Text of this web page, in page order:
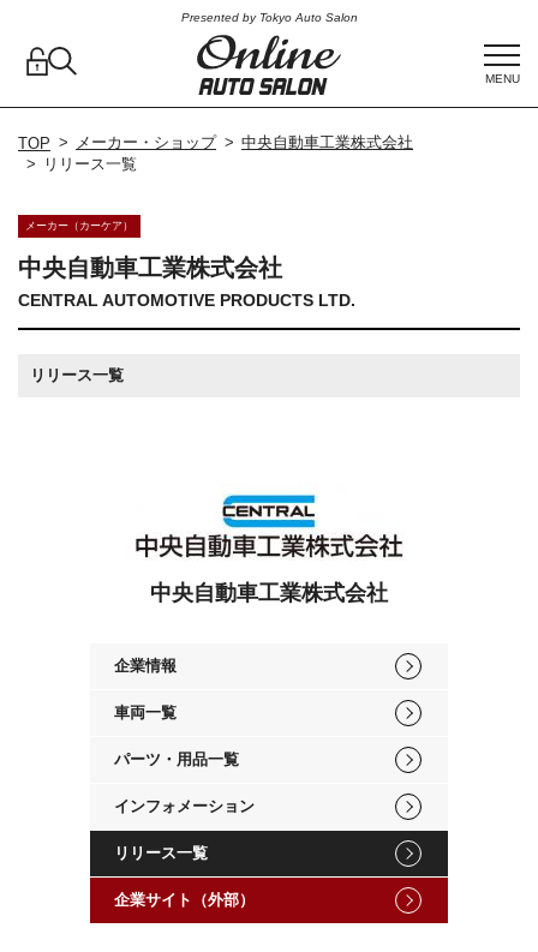
Presented by Tokyo Auto Salon
MENU
TOP メーカー・ショップ
中央自動車工業株式会社
リリース一覧
メーカー（カーケア）
中央自動車工業株式会社
CENTRAL AUTOMOTIVE PRODUCTS LTD.
リリース一覧
中央自動車工業株式会社
企業情報
車両一覧
パーツ・用品一覧
インフォメーション
リリース一覧
企業サイト（外部）